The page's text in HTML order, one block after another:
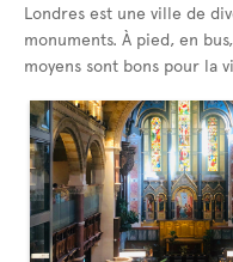
Londres est une ville de
monuments. À pied, en
moyens sont bons pour la